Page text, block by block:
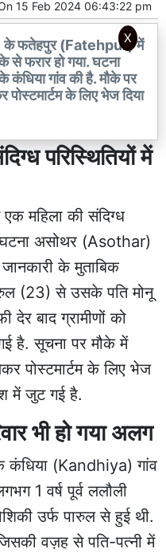
15 Feb 2024 06:43:22 pm
के फतेहपुर (Fatehpur) में
से फरार हो गया. घटना
गांव की है. मौके पर
के लिए भेज दिया
परिस्थितियों में
महिला की संदिग्ध
घटना असोथर (Asothar)
के मुताबिक
(23) से उसके पति मोनू
बाद ग्रामीणों को
है. सूचना पर मौके में
पोस्टमार्टम के लिए भेज
में जुट गई है.
भी हो गया अलग
कंधिया (Kandhiya) गांव
1 वर्ष पूर्व ललौली
उर्फ पारुल से हुई थी.
वज़ह से पति-पत्नी में
X